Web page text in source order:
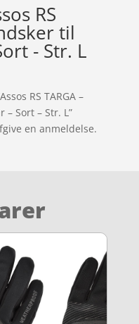
RS
til
- Str. L
RS TARGA –
Sort – Str. L”
en anmeldelse.